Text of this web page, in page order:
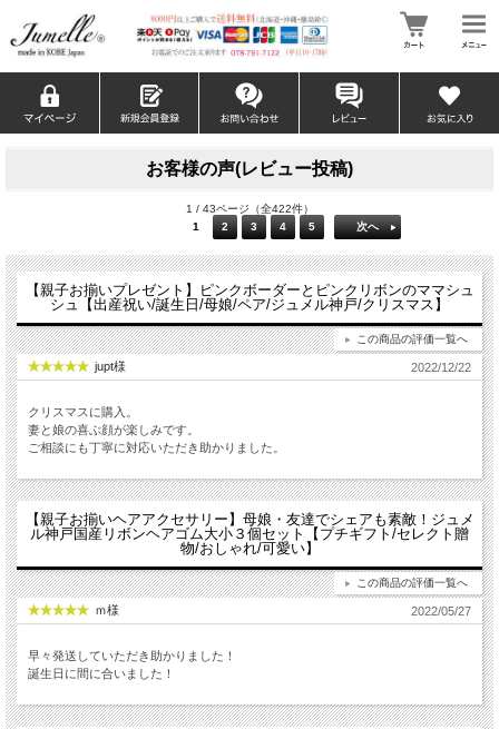
お客様の声(レビュー投稿)
1 / 43ページ（全422件）
1
2 3 4 5 次へ
【親子お揃いプレゼント】ピンクボーダーとピンクリボンのママシュ
シュ【出産祝い/誕生日/母娘/ペア/ジュメル神戸/クリスマス】
この商品の評価一覧へ
jupt様 2022/12/22
クリスマスに購入。
妻と娘の喜ぶ顔が楽しみです。
ご相談にも丁寧に対応いただき助かりました。
【親子お揃いヘアアクセサリー】母娘・友達でシェアも素敵！ジュメ
ル神戸国産リボンヘアゴム大小３個セット【プチギフト/セレクト贈
物/おしゃれ/可愛い】
この商品の評価一覧へ
ｍ様 2022/05/27
早々発送していただき助かりました！
誕生日に間に合いました！